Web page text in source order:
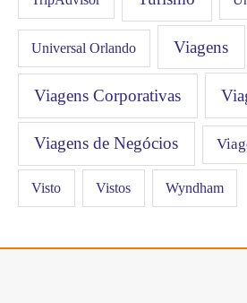
Universal Orlando Viagens
Viagens Corporativas
Viagens de Negócios
Visto Vistos Wyndham